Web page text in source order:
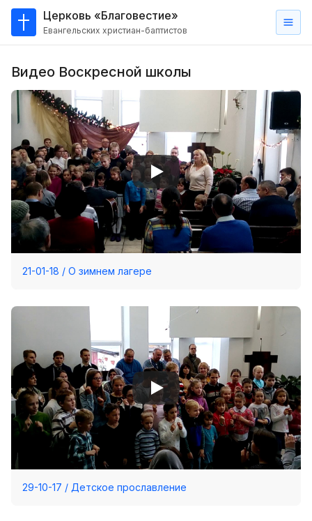
Церковь «Благовестие»
Евангельских христиан-баптистов
нас
Кто такие баптисты?
Мы на карте
Проповеди
Пасторское наставление
Проповеди
Прославление
Библия
Воскресная
школа
Фото Воскресной школы
Видео Воскресной школы
Видео Воскресной школы
21-01-18 / О зимнем лагере
29-10-17 / Детское прославление